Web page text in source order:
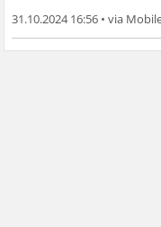
31.10.2024 16:56 •